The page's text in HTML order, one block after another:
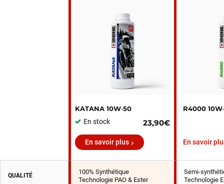
BE
KATANA 10W‑50
En stock
23,90€
R4000
En savoir plus En savoir
QUALITÉ
100% Synthétique
Technologie PAO & Ester
Semi-
Technologie